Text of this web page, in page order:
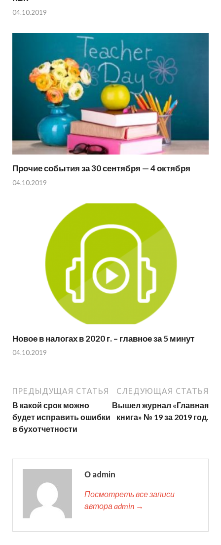
04.10.2019
Прочие события за 30 сентября — 4 октября
04.10.2019
Новое в налогах в 2020 г. – главное за 5 минут
04.10.2019
ПРЕДЫДУЩАЯ СТАТЬЯ
В какой срок можно
будет исправить ошибки
в бухотчетности
СЛЕДУЮЩАЯ СТАТЬЯ
Вышел журнал «Главная
книга» № 19 за 2019 год.
О admin
Посмотреть все записи
автора admin →